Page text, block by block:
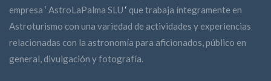
empresa ‘ AstroLaPalma SLU ‘ que trabaja íntegramente en
Astroturismo con una variedad de actividades y experiencias
relacionadas con la astronomía para aficionados, público en
general, divulgación y fotografía.